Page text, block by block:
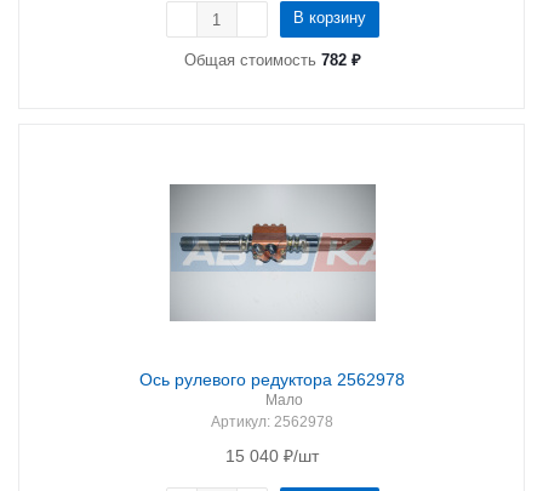
В корзину
Общая стоимость 782 ₽
Ось рулевого редуктора 2562978
Мало
Артикул: 2562978
15 040 ₽/шт